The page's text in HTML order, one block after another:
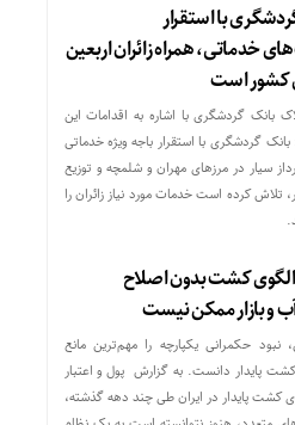
با استقرار
خدماتی، همراه زائران اربعین
کشور است
بانک گردشگری با اشاره به اقدامات این
گردشگری با استقرار باجه ویژه خدماتی
سیار در مرزهای مهران و شلمچه و توزیع
سفر، تلاش کرده است خدمات مورد نیاز زائران را
کشت بدون اصلاح
و بازار ممکن نیست
نبود حکمرانی یکپارچه را مهم‌ترین مانع
پایدار دانست. به گزارش پول و اعتبار
کشت پایدار در ایران طی چند دهه گذشته،